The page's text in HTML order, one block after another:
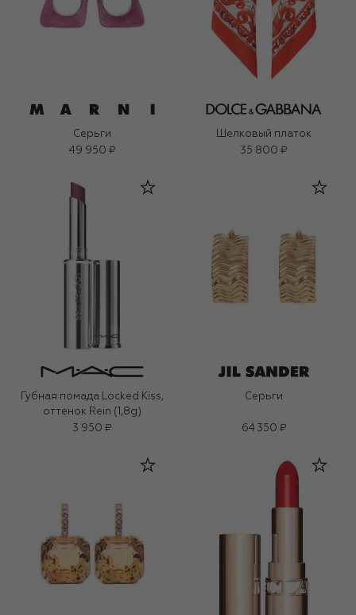
Серьги
49 950 ₽
Шелковый платок
35 800 ₽
Губная помада Locked Kiss,
оттенок Rein (1,8g)
3 950 ₽
Серьги
64 350 ₽